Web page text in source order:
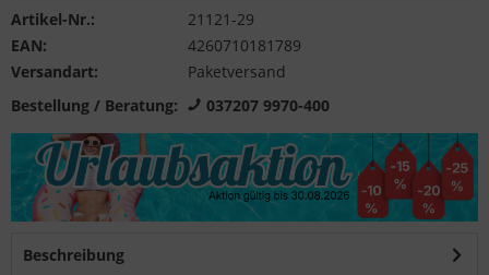
Artikel-Nr.:
21121-29
EAN:
4260710181789
Versandart:
Paketversand
Bestellung / Beratung:
037207 9970-400
Beschreibung